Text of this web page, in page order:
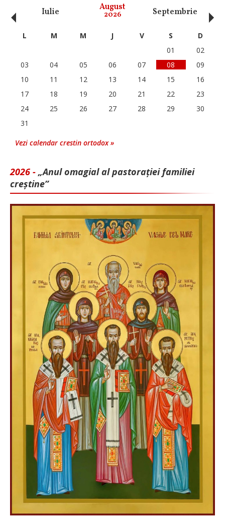
Iulie August
2026 Septembrie
‹ L M M J V S
D
01
02
03
04 05 06 07 08
09
10
11 12 13 14 15
16
17
18 19 20 21 22
23
24
25 26 27 28 29
30
31
Vezi calendar crestin ortodox »
2026 - „Anul omagial al pastorației familiei
creștine”